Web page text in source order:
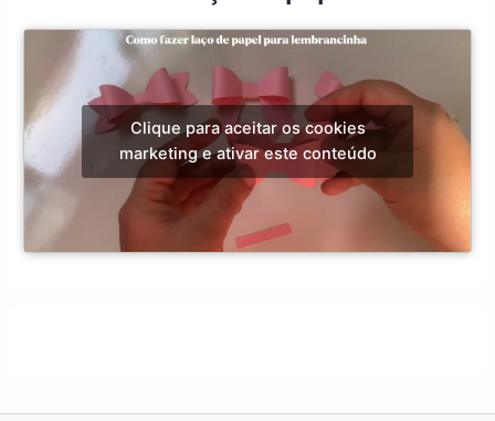
Clique para aceitar os cookies
marketing e ativar este conteúdo